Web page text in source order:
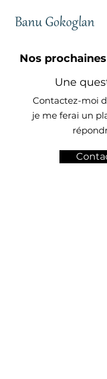
Banu Gokoglan
Nos
Contactez-moi
je me ferai un
Une